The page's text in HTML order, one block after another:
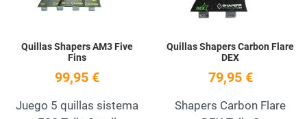
Quillas Shapers AM3 Five
Fins
99,95 €
Juego 5 quillas sistema
Quillas Shapers Carbon Flare
DEX
79,95 €
Shapers Carbon Flare